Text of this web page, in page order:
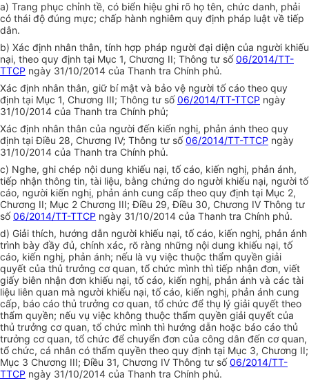
a) Trang phục chỉnh tề, có biển hiệu ghi rõ họ tên, chức danh, phải
có thái độ đúng mực; chấp hành nghiêm quy định pháp luật về tiếp
dân.
b) Xác định nhân thân, tính hợp pháp người đại diện của người khiếu
nại, theo quy định tại Mục 1, Chương II; Thông tư số06/2014/TT-
TTCP ngày 31/10/2014 của Thanh tra Chính phủ.
Xác định nhân thân, giữ bí mật và bảo vệ người tố cáo theo quy
định tại Mục 1, Chương III; Thông tư số06/2014/TT-TTCP ngày
31/10/2014 của Thanh tra Chính phủ;
Xác định nhân thân của người đến kiến nghị, phản ánh theo quy
định tại Điều 28, Chương IV; Thông tư số06/2014/TT-TTCP ngày
31/10/2014 của Thanh tra Chính phủ.
c) Nghe, ghi chép nội dung khiếu nại, tố cáo, kiến nghị, phản ánh,
tiếp nhận thông tin, tài liệu, bằng chứng do người khiếu nại, người tố
cáo, người kiến nghị, phản ánh cung cấp theo quy định tại Mục 2,
Chương II; Mục 2 Chương III; Điều 29, Điều 30, Chương IV Thông tư
số06/2014/TT-TTCP ngày 31/10/2014 của Thanh tra Chính phủ.
d) Giải thích, hướng dẫn người khiếu nại, tố cáo, kiến nghị, phản ánh
trình bày đầy đủ, chính xác, rõ ràng những nội dung khiếu nại, tố
cáo, kiến nghị, phản ánh; nếu là vụ việc thuộc thẩm quyền giải
quyết của thủ trưởng cơ quan, tổ chức mình thì tiếp nhận đơn, viết
giấy biên nhận đơn khiếu nại, tố cáo, kiến nghị, phản ánh và các tài
liệu liên quan mà người khiếu nại, tố cáo, kiến nghị, phản ánh cung
cấp, báo cáo thủ trưởng cơ quan, tổ chức để thụ lý giải quyết theo
thẩm quyền; nếu vụ việc không thuộc thẩm quyền giải quyết của
thủ trưởng cơ quan, tổ chức mình thì hướng dẫn hoặc báo cáo thủ
trưởng cơ quan, tổ chức để chuyển đơn của công dân đến cơ quan,
tổ chức, cá nhân có thẩm quyền theo quy định tại Mục 3, Chương II;
Mục 3 Chương III; Điều 31, Chương IV Thông tư số06/2014/TT-
TTCP ngày 31/10/2014 của Thanh tra Chính phủ.